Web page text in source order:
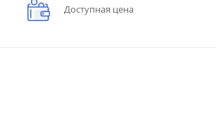
Доступная цена